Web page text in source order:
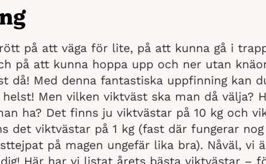
på att väga för lite, på att kunna gå i
på att kunna hoppa upp och ner utan
då! Med denna fantastiska uppfinning kan
Men vilken viktväst ska man då välja?
ha? Det finns ju viktvästar på 10 kg och
det viktvästar på 1 kg (fast där fungerar
på magen ungefär lika bra). Nåväl, vi
Här har vi listat årets bästa viktvästar –